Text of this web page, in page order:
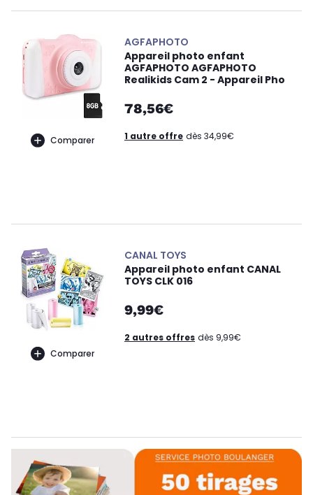
Comparer
AGFAPHOTO
Appareil photo enfant
AGFAPHOTO AGFAPHOTO
Realikids Cam 2 - Appareil Pho
78,56€
1 autre offre dès 34,99€
Comparer
CANAL TOYS
Appareil photo enfant CANAL
TOYS CLK 016
9,99€
2 autres offres dès 9,99€